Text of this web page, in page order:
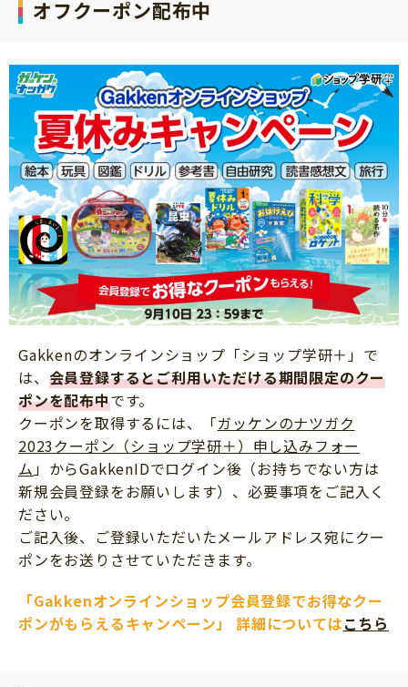
オフクーポン配布中
Gakkenのオンラインショップ「ショップ学研＋」で
は、 会員登録するとご利用いただける期間限定のクー
ポンを配布中です。
クーポンを取得するには、「ガッケンのナツガク
2023クーポン（ショップ学研＋）申し込みフォー
ム」からGakkenIDでログイン後（お持ちでない方は
新規会員登録をお願いします）、必要事項をご記入く
ださい。
ご記入後、ご登録いただいたメールアドレス宛にクー
ポンをお送りさせていただきます。
「Gakkenオンラインショップ会員登録でお得なクー
ポンがもらえるキャンペーン」 詳細についてはこちら